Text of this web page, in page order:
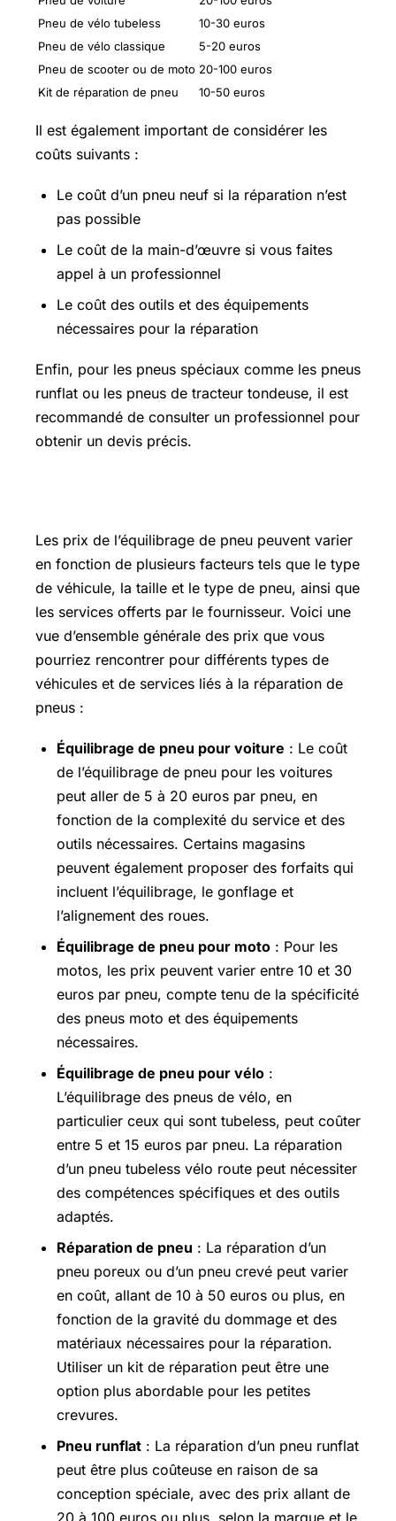
Pneu de vélo tubeless
10-30 euros
Pneu de vélo classique
5-20 euros
Pneu de scooter ou de moto 20-100 euros
Kit de réparation de pneu
10-50 euros
Il est également important de considérer les
coûts suivants :
Le coût d’un pneu neuf si la réparation n’est
pas possible
Le coût de la main-d’œuvre si vous faites
appel à un professionnel
Le coût des outils et des équipements
nécessaires pour la réparation
Enfin, pour les pneus spéciaux comme les pneus
runflat ou les pneus de tracteur tondeuse, il est
recommandé de consulter un professionnel pour
obtenir un devis précis.
Les prix de l’équilibrage de pneu peuvent varier
en fonction de plusieurs facteurs tels que le type
de véhicule, la taille et le type de pneu, ainsi que
les services offerts par le fournisseur. Voici une
vue d’ensemble générale des prix que vous
pourriez rencontrer pour différents types de
véhicules et de services liés à la réparation de
pneus :
Équilibrage de pneu pour voiture : Le coût
de l’équilibrage de pneu pour les voitures
peut aller de 5 à 20 euros par pneu, en
fonction de la complexité du service et des
outils nécessaires. Certains magasins
peuvent également proposer des forfaits qui
incluent l’équilibrage, le gonflage et
l’alignement des roues.
Équilibrage de pneu pour moto : Pour les
motos, les prix peuvent varier entre 10 et 30
euros par pneu, compte tenu de la spécificité
des pneus moto et des équipements
nécessaires.
Équilibrage de pneu pour vélo :
L’équilibrage des pneus de vélo, en
particulier ceux qui sont tubeless, peut coûter
entre 5 et 15 euros par pneu. La réparation
d’un pneu tubeless vélo route peut nécessiter
des compétences spécifiques et des outils
adaptés.
Réparation de pneu : La réparation d’un
pneu poreux ou d’un pneu crevé peut varier
en coût, allant de 10 à 50 euros ou plus, en
fonction de la gravité du dommage et des
matériaux nécessaires pour la réparation.
Utiliser un kit de réparation peut être une
option plus abordable pour les petites
crevures.
Pneu runflat : La réparation d’un pneu runflat
peut être plus coûteuse en raison de sa
conception spéciale, avec des prix allant de